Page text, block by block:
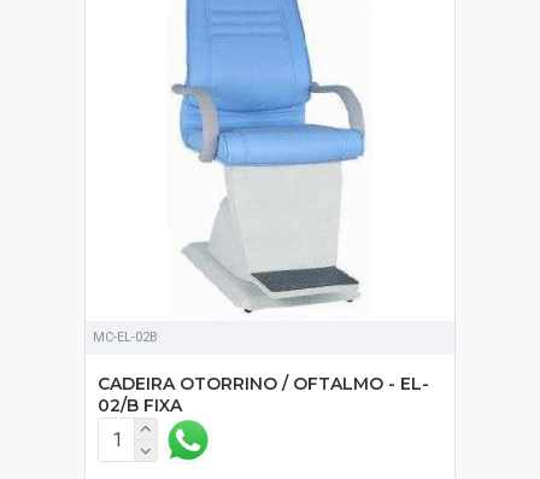
MC-EL-02B
CADEIRA OTORRINO / OFTALMO - EL-
02/B FIXA